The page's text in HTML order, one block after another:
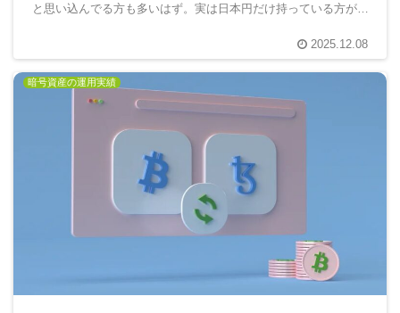
と思い込んでる方も多いはず。実は日本円だけ持っている方がと
来のお金を増える分散投資が重要。実際にやってみてわかったこ
とを報告します。
2025.12.08
暗号資産の運用実績